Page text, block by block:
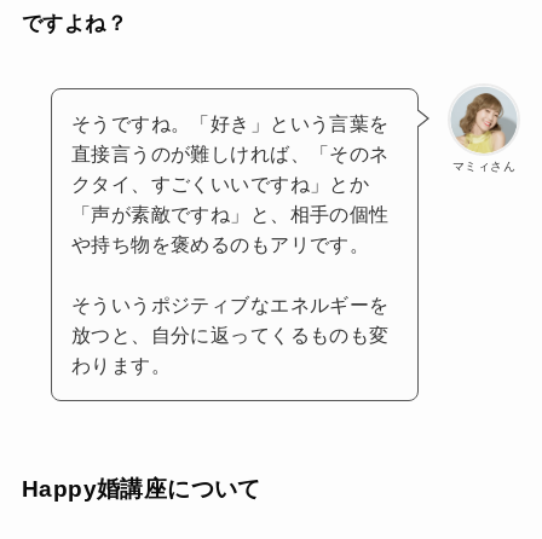
ですよね？
マミィさん
そうですね。「好き」という言葉を
直接言うのが難しければ、「そのネ
クタイ、すごくいいですね」とか
「声が素敵ですね」と、相手の個性
や持ち物を褒めるのもアリです。
そういうポジティブなエネルギーを
放つと、自分に返ってくるものも変
わります。
Happy婚講座について